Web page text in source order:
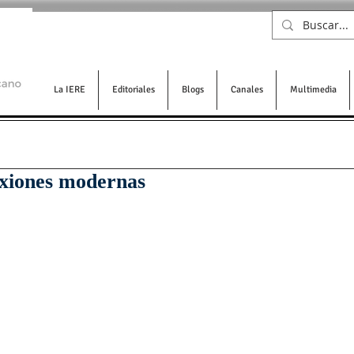
La IERE Editoriales Blogs Canales Multimedia
modernas